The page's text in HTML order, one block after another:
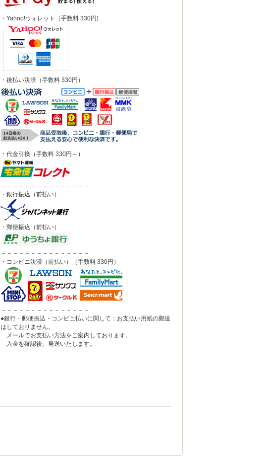
・Yahoo!ウォレット（手数料 330円)
・後払い決済（手数料 330円）
・代金引換（手数料 330円～）
－－－－－－－－－－－－－－－
・銀行振込（前払い）
・郵便振込（前払い）
－－－－－－－－－－－－－－－
・コンビニ決済（前払い）（手数料 330円）
－－－－－－－－－－－－－－－
●銀行・郵便振込・コンビニ払いに関して：お支払い用紙の郵送
はしておりません。
メールでお支払い方法をご案内しております。
入金を確認後、発送いたします。